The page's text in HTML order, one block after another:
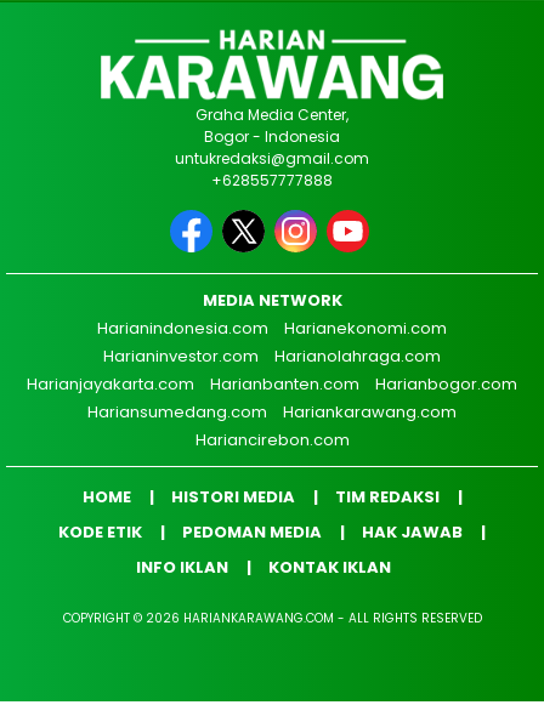
Graha Media Center,
Bogor - Indonesia
untukredaksi@gmail.com
+628557777888
MEDIA NETWORK
Harianindonesia.com
Harianekonomi.com
Harianinvestor.com
Harianolahraga.com
Harianjayakarta.com
Harianbanten.com
Harianbogor.com
Hariansumedang.com
Hariankarawang.com
Hariancirebon.com
HOME HISTORI MEDIA
TIM REDAKSI
KODE ETIK
PEDOMAN MEDIA
HAK JAWAB
INFO IKLAN
KONTAK IKLAN
COPYRIGHT © 2026 HARIANKARAWANG.COM - ALL RIGHTS RESERVED